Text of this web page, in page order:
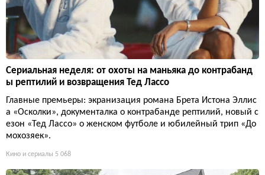
Сериальная неделя: от охоты на маньяка до контрабанд
ы рептилий и возвращения Тед Лассо
Главные премьеры: экранизация романа Брета Истона Эллис
а «Осколки», документалка о контрабанде рептилий, новый с
езон «Тед Лассо» о женском футболе и юбилейный трип «До
мохозяек».
Кино и сериалы 5 068